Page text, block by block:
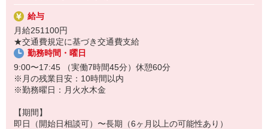
≪おすすめポイント♪≫
◎事務にチャレンジしたい方、是非お気軽に応募ください！
◎通勤便利、梅田グランフロント！
◎ふるさと納税に詳しくなれる楽しいお仕事です！
◎開始日の相談OK♪♪
（お仕事番号：6001172189）
給与
月給251100円
★交通費規定に基づき交通費支給
勤務時間・曜日
9:00〜17:45 （実働7時間45分）休憩60分
※月の残業目安：10時間以内
※勤務曜日：月火水木金
【期間】
即日（開始日相談可）〜長期（6ヶ月以上の可能性あり）